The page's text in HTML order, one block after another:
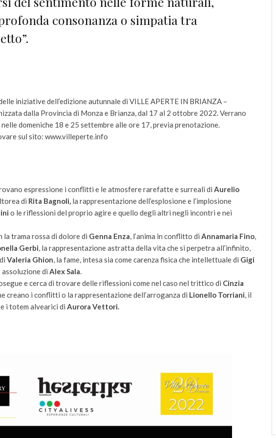
consonanza o simpatia tra
iniziative dell’edizione autunnale di VILLE APERTE IN BRIANZA –
dalla Provincia di Monza e Brianza, dal 17 al 2 ottobre 2022. Verrano
domeniche 18 e 25 settembre alle ore 17, previa prenotazione.
sul sito: www.villeperte.info
espressione i conflitti e le atmosfere rarefatte e surreali di Aurelio
di Rita Bagnoli, la rappresentazione dell’esplosione e l’implosione
o le riflessioni del proprio agire e quello degli altri negli incontri e nei
la trama rossa di dolore di Genna Enza, l’anima in conflitto di Annamaria Fino,
Gerbi, la rappresentazione astratta della vita che si perpetra all’infinito,
Valeria Ghion, la fame, intesa sia come carenza fisica che intellettuale di Gigi
assoluzione di Alex Sala.
e cerca di trovare delle riflessioni come nel caso nel trittico di Cinzia
creano i conflitti o la rappresentazione dell’arroganza di Lionello Torriani, il
e i totem alvearici di Aurora Vettori.